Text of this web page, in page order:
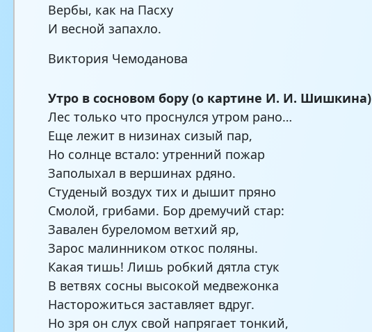
Вербы, как на Пасху
И весной запахло.
Виктория Чемоданова
Утро в сосновом бору (о картине И. И. Шишкина)
Лес только что проснулся утром рано…
Еще лежит в низинах сизый пар,
Но солнце встало: утренний пожар
Заполыхал в вершинах рдяно.
Студеный воздух тих и дышит пряно
Смолой, грибами. Бор дремучий стар:
Завален буреломом ветхий яр,
Зарос малинником откос поляны.
Какая тишь! Лишь робкий дятла стук
В ветвях сосны высокой медвежонка
Насторожиться заставляет вдруг.
Но зря он слух свой напрягает тонкий,